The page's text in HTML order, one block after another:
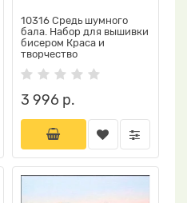
10316 Средь шумного
бала. Набор для вышивки
бисером Краса и
творчество
3 996 р.